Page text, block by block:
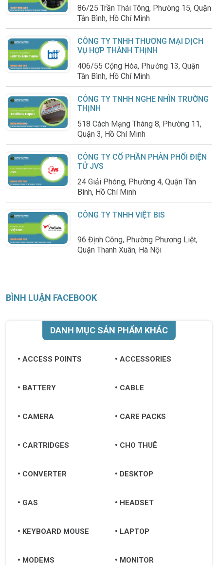
86/25 Trần Thái Tông, Phường 15, Quận
Tân Bình, Hồ Chí Minh
CÔNG TY TNHH THƯƠNG MẠI DỊCH
VỤ HỢP THÀNH THỊNH
406/55 Cộng Hòa, Phường 13, Quận
Tân Bình, Hồ Chí Minh
CÔNG TY TNHH NGHE NHÌN TRƯỜNG
THỊNH
518 Cách Mạng Tháng 8, Phường 11,
Quận 3, Hồ Chí Minh
CÔNG TY CỔ PHẦN PHÂN PHỐI ĐIỆN
TỬ JVS
24 Giải Phóng, Phường 4, Quận Tân
Bình, Hồ Chí Minh
CÔNG TY TNHH VIỆT BIS
96 Định Công, Phường Phương Liệt,
Quận Thanh Xuân, Hà Nội
BÌNH LUẬN FACEBOOK
DANH MỤC SẢN PHẨM KHÁC
ACCESS POINTS ACCESSORIES
BATTERY CABLE
CAMERA CARE PACKS
CARTRIDGES CHO THUÊ
CONVERTER DESKTOP
GAS HEADSET
KEYBOARD MOUSE LAPTOP
MODEMS MONITOR